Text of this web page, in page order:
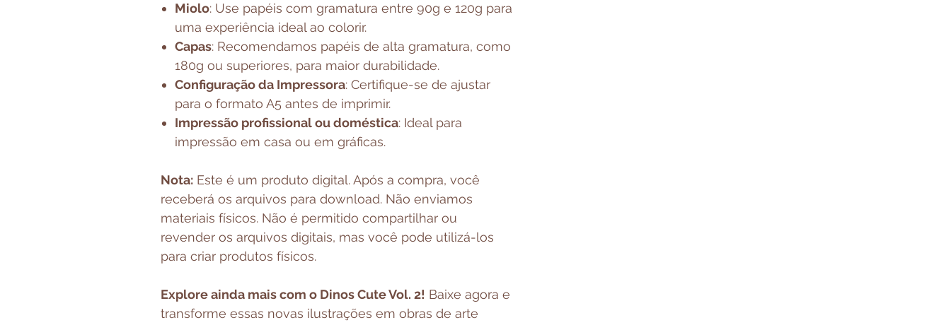
Miolo: Use papéis com gramatura entre 90g e 120g para
uma experiência ideal ao colorir.
Capas: Recomendamos papéis de alta gramatura, como
180g ou superiores, para maior durabilidade.
Configuração da Impressora: Certifique-se de ajustar
para o formato A5 antes de imprimir.
Impressão profissional ou doméstica: Ideal para
impressão em casa ou em gráficas.
Nota: Este é um produto digital. Após a compra, você
receberá os arquivos para download. Não enviamos
materiais físicos. Não é permitido compartilhar ou
revender os arquivos digitais, mas você pode utilizá-los
para criar produtos físicos.
Explore ainda mais com o Dinos Cute Vol. 2! Baixe agora e
transforme essas novas ilustrações em obras de arte